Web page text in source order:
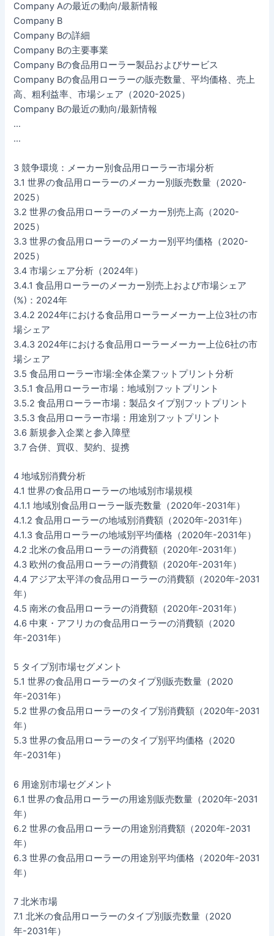
Company Aの最近の動向/最新情報
Company B
Company Bの詳細
Company Bの主要事業
Company Bの食品用ローラー製品およびサービス
Company Bの食品用ローラーの販売数量、平均価格、売上
高、粗利益率、市場シェア（2020-2025）
Company Bの最近の動向/最新情報
…
…
3 競争環境：メーカー別食品用ローラー市場分析
3.1 世界の食品用ローラーのメーカー別販売数量（2020-
2025）
3.2 世界の食品用ローラーのメーカー別売上高（2020-
2025）
3.3 世界の食品用ローラーのメーカー別平均価格（2020-
2025）
3.4 市場シェア分析（2024年）
3.4.1 食品用ローラーのメーカー別売上および市場シェア
(%)：2024年
3.4.2 2024年における食品用ローラーメーカー上位3社の市
場シェア
3.4.3 2024年における食品用ローラーメーカー上位6社の市
場シェア
3.5 食品用ローラー市場:全体企業フットプリント分析
3.5.1 食品用ローラー市場：地域別フットプリント
3.5.2 食品用ローラー市場：製品タイプ別フットプリント
3.5.3 食品用ローラー市場：用途別フットプリント
3.6 新規参入企業と参入障壁
3.7 合併、買収、契約、提携
4 地域別消費分析
4.1 世界の食品用ローラーの地域別市場規模
4.1.1 地域別食品用ローラー販売数量（2020年-2031年）
4.1.2 食品用ローラーの地域別消費額（2020年-2031年）
4.1.3 食品用ローラーの地域別平均価格（2020年-2031年）
4.2 北米の食品用ローラーの消費額（2020年-2031年）
4.3 欧州の食品用ローラーの消費額（2020年-2031年）
4.4 アジア太平洋の食品用ローラーの消費額（2020年-2031
年）
4.5 南米の食品用ローラーの消費額（2020年-2031年）
4.6 中東・アフリカの食品用ローラーの消費額（2020
年-2031年）
5 タイプ別市場セグメント
5.1 世界の食品用ローラーのタイプ別販売数量（2020
年-2031年）
5.2 世界の食品用ローラーのタイプ別消費額（2020年-2031
年）
5.3 世界の食品用ローラーのタイプ別平均価格（2020
年-2031年）
6 用途別市場セグメント
6.1 世界の食品用ローラーの用途別販売数量（2020年-2031
年）
6.2 世界の食品用ローラーの用途別消費額（2020年-2031
年）
6.3 世界の食品用ローラーの用途別平均価格（2020年-2031
年）
7 北米市場
7.1 北米の食品用ローラーのタイプ別販売数量（2020
年-2031年）